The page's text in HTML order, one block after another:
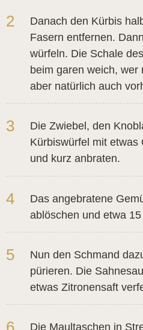
2
Danach den Kürbis
Fasern entfernen.
würfeln. Die Schale
beim garen weich, wer
aber natürlich auch
3
Die Zwiebel, den
Kürbiswürfel mit etwas
und kurz anbraten.
4
Das angebratene
ablöschen und etwa
5
Nun den Schmand
pürieren. Die
etwas Zitronensaft
Die Maultaschen in